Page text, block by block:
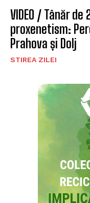
VIDEO / Tânăr
proxenetism:
Prahova și Dolj
STIREA ZILEI